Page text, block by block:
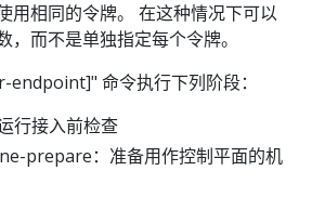
用相同的令牌。 在这种情况下可以
而不是单独指定每个令牌。
命令执行下列阶段：
行接入前检查
prepare：准备用作控制平面的机